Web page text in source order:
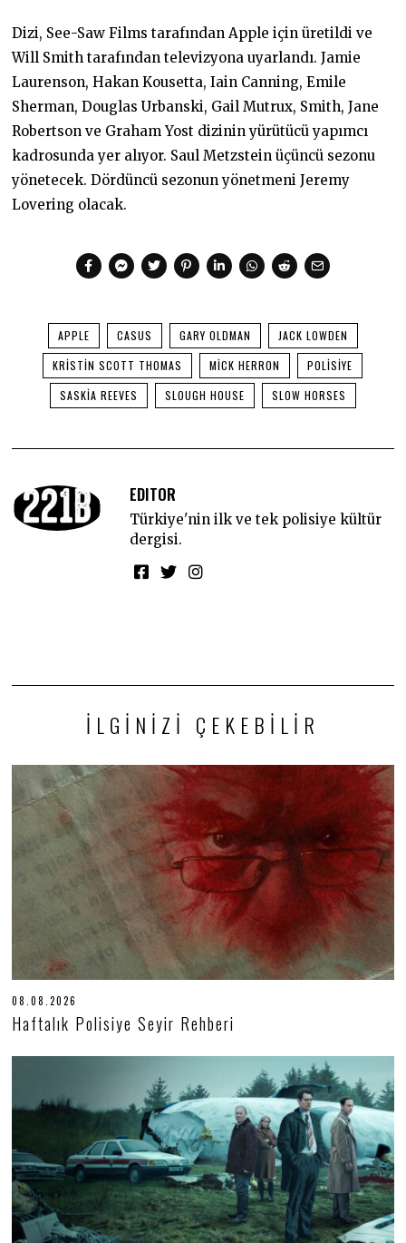
Dizi, See-Saw Films tarafından Apple için üretildi ve
Will Smith tarafından televizyona uyarlandı. Jamie
Laurenson, Hakan Kousetta, Iain Canning, Emile
Sherman, Douglas Urbanski, Gail Mutrux, Smith, Jane
Robertson ve Graham Yost dizinin yürütücü yapımcı
kadrosunda yer alıyor. Saul Metzstein üçüncü sezonu
yönetecek. Dördüncü sezonun yönetmeni Jeremy
Lovering olacak.
APPLE CASUS GARY OLDMAN
JACK LOWDEN
KRISTIN SCOTT THOMAS
MICK HERRON
POLISIYE
SASKIA REEVES
SLOUGH HOUSE SLOW HORSES
EDITOR
Türkiye'nin ilk ve tek polisiye kültür
dergisi.
İLGINIZI ÇEKEBILIR
08.08.2026
8
.
8
2
Haftalık Polisiye Seyir Rehberi